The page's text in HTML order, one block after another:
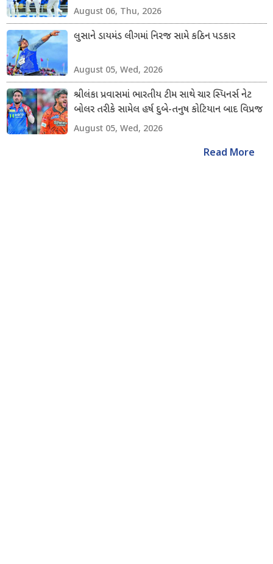
August 06, Thu, 2026
લુસાને ડાયમંડ લીગમાં નિરજ સામે કઠિન પડકાર
August 05, Wed, 2026
શ્રીલંકા પ્રવાસમાં ભારતીય ટીમ સાથે ચાર સ્પિનર્સ નેટ
બોલર તરીકે સામેલ હર્ષ દુબે-તનુષ કોટિયાન બાદ વિપ્રજ
નિગમ અને શિવાંગ કુમારનો સમાવેશ કરાયો
August 05, Wed, 2026
Read More